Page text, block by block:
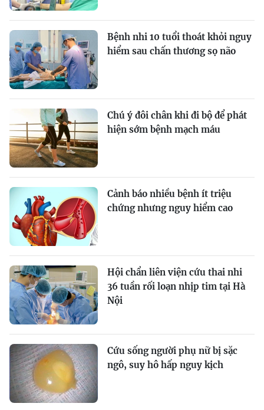
Bệnh nhi 10 tuổi thoát khỏi nguy
hiểm sau chấn thương sọ não
Chú ý đôi chân khi đi bộ để phát
hiện sớm bệnh mạch máu
Cảnh báo nhiều bệnh ít triệu
chứng nhưng nguy hiểm cao
Hội chẩn liên viện cứu thai nhi
36 tuần rối loạn nhịp tim tại Hà
Nội
Cứu sống người phụ nữ bị sặc
ngô, suy hô hấp nguy kịch